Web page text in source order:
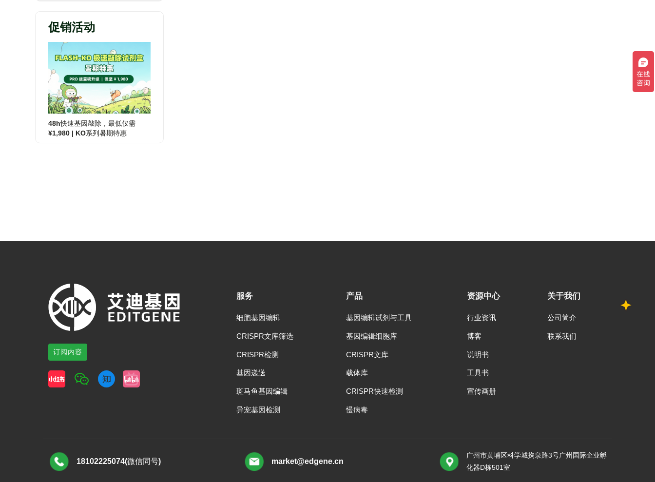
促销活动
48h快速基因敲除，最低仅需
¥1,980 | KO系列暑期特惠
订阅内容
服务
细胞基因编辑
CRISPR文库筛选
CRISPR检测
基因递送
斑马鱼基因编辑
异宠基因检测
产品
基因编辑试剂与工具
基因编辑细胞库
CRISPR文库
载体库
CRISPR快速检测
慢病毒
资源中心
行业资讯
博客
说明书
工具书
宣传画册
关于我们
公司简介
联系我们
18102225074(微信同号) market@edgene.cn
广州市黄埔区科学城掬泉路3号广州国际企业孵
化器D栋501室